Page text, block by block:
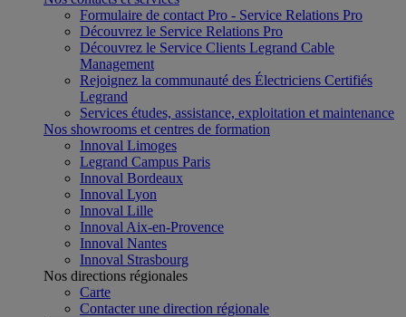
Formulaire de contact Pro - Service Relations Pro
Découvrez le Service Relations Pro
Découvrez le Service Clients Legrand Cable
Management
Rejoignez la communauté des Électriciens Certifiés
Legrand
Services études, assistance, exploitation et maintenance
Nos showrooms et centres de formation
Innoval Limoges
Legrand Campus Paris
Innoval Bordeaux
Innoval Lyon
Innoval Lille
Innoval Aix-en-Provence
Innoval Nantes
Innoval Strasbourg
Nos directions régionales
Carte
Contacter une direction régionale